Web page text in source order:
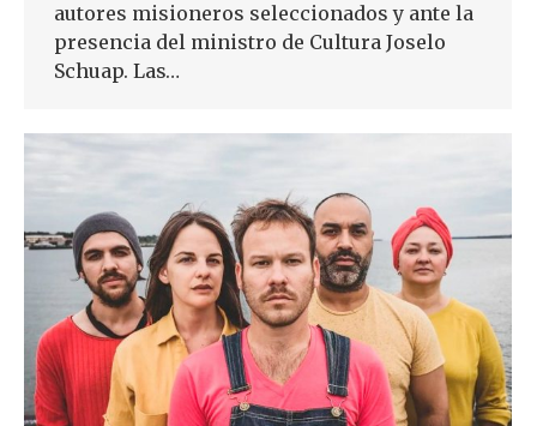
autores misioneros seleccionados y ante la
presencia del ministro de Cultura Joselo
Schuap. Las…